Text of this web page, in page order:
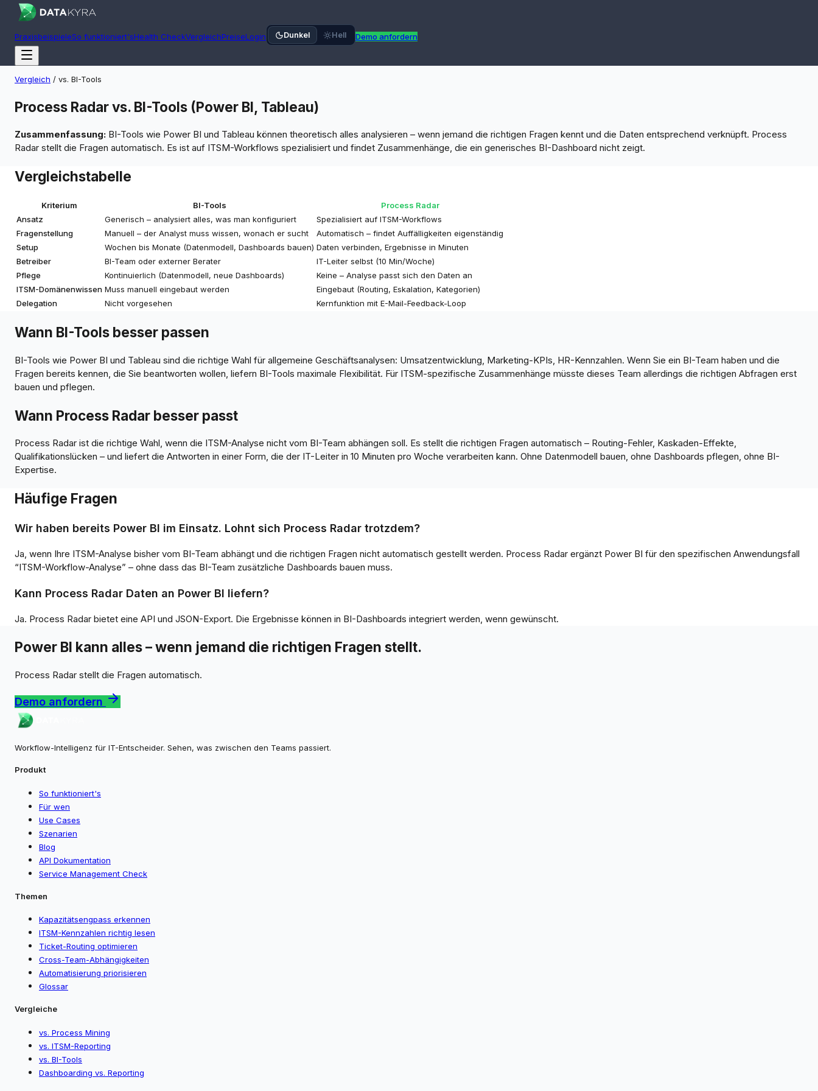
PraxisbeispieleSo funktioniert'sHealth CheckVergleichPreiseLogin Dunkel Hell Demo anfordern
Vergleich / vs. BI-Tools
Process Radar vs. BI-Tools (Power BI, Tableau)
Zusammenfassung: BI-Tools wie Power BI und Tableau können theoretisch alles analysieren – wenn jemand die richtigen Fragen kennt und die Daten entsprechend verknüpft. Process
Radar stellt die Fragen automatisch. Es ist auf ITSM-Workflows spezialisiert und findet Zusammenhänge, die ein generisches BI-Dashboard nicht zeigt.
Vergleichstabelle
Kriterium BI-Tools
Process Radar
Ansatz
Generisch – analysiert alles, was man konfiguriert
Spezialisiert auf ITSM-Workflows
Fragenstellung
Manuell – der Analyst muss wissen, wonach er sucht
Automatisch – findet Auffälligkeiten eigenständig
Setup
Wochen bis Monate (Datenmodell, Dashboards bauen) Daten verbinden, Ergebnisse in Minuten
Betreiber
BI-Team oder externer Berater
IT-Leiter selbst (10 Min/Woche)
Pflege
Kontinuierlich (Datenmodell, neue Dashboards)
Keine – Analyse passt sich den Daten an
ITSM-Domänenwissen Muss manuell eingebaut werden
Eingebaut (Routing, Eskalation, Kategorien)
Delegation
Nicht vorgesehen Kernfunktion mit E-Mail-Feedback-Loop
Wann BI-Tools besser passen
BI-Tools wie Power BI und Tableau sind die richtige Wahl für allgemeine Geschäftsanalysen: Umsatzentwicklung, Marketing-KPIs, HR-Kennzahlen. Wenn Sie ein BI-Team haben und die
Fragen bereits kennen, die Sie beantworten wollen, liefern BI-Tools maximale Flexibilität. Für ITSM-spezifische Zusammenhänge müsste dieses Team allerdings die richtigen Abfragen erst
bauen und pflegen.
Wann Process Radar besser passt
Process Radar ist die richtige Wahl, wenn die ITSM-Analyse nicht vom BI-Team abhängen soll. Es stellt die richtigen Fragen automatisch – Routing-Fehler, Kaskaden-Effekte,
Qualifikationslücken – und liefert die Antworten in einer Form, die der IT-Leiter in 10 Minuten pro Woche verarbeiten kann. Ohne Datenmodell bauen, ohne Dashboards pflegen, ohne BI-
Expertise.
Häufige Fragen
Wir haben bereits Power BI im Einsatz. Lohnt sich Process Radar trotzdem?
Ja, wenn Ihre ITSM-Analyse bisher vom BI-Team abhängt und die richtigen Fragen nicht automatisch gestellt werden. Process Radar ergänzt Power BI für den spezifischen Anwendungsfall
“ITSM-Workflow-Analyse” – ohne dass das BI-Team zusätzliche Dashboards bauen muss.
Kann Process Radar Daten an Power BI liefern?
Ja. Process Radar bietet eine API und JSON-Export. Die Ergebnisse können in BI-Dashboards integriert werden, wenn gewünscht.
Power BI kann alles – wenn jemand die richtigen Fragen stellt.
Process Radar stellt die Fragen automatisch.
Demo anfordern
Workflow-Intelligenz für IT-Entscheider. Sehen, was zwischen den Teams passiert.
Produkt
So funktioniert's
Für wen
Use Cases
Szenarien
Blog
API Dokumentation
Service Management Check
Themen
Kapazitätsengpass erkennen
ITSM-Kennzahlen richtig lesen
Ticket-Routing optimieren
Cross-Team-Abhängigkeiten
Automatisierung priorisieren
Glossar
Vergleiche
vs. Process Mining
vs. ITSM-Reporting
vs. BI-Tools
Dashboarding vs. Reporting